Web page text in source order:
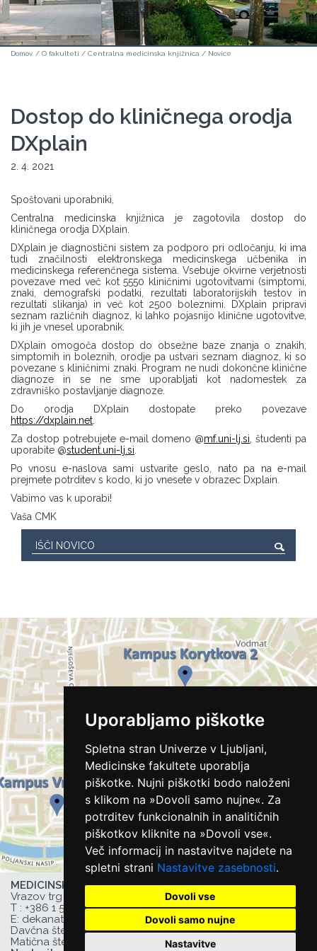
Uporabljamo piškotke
Spletna stran Univerze v Ljubljani,
Medicinske fakultete uporablja
piškotke. Nujni piškotki bodo naloženi
s klikom na »Dovoli samo nujne«. Za
potrditev funkcionalnih in analitičnih
piškotkov kliknite na »Dovoli vse«.
Več informacij in nastavitve najdete na
spletni strani Nastavitve zasebnosti.
Dovoli vse
Dovoli samo nujne
Nastavitve
Domov / O fakulteti / Centralna medicinska knjižnica / Novice
Dostop do kliničnega orodja
DXplain
2. 4. 2021
Spoštovani uporabniki,
Centralna medicinska knjižnica je zagotovila dostop do
kliničnega orodja DXplain.
DXplain je diagnostični sistem za podporo pri odločanju, ki ima
tudi značilnosti elektronskega medicinskega učbenika in
medicinskega referenčnega sistema. Vsebuje okvirne verjetnosti
povezave med več kot 5550 kliničnimi ugotovitvami (simptomi,
znaki, demografski podatki, rezultati laboratorijskih testov in
rezultati slikanja) in več kot 2500 boleznimi. DXplain pripravi
seznam različnih diagnoz, ki lahko pojasnijo klinične ugotovitve,
ki jih je vnesel uporabnik.
DXplain omogoča dostop do obsežne baze znanja o znakih,
simptomih in boleznih, orodje pa ustvari seznam diagnoz, ki so
povezane s kliničnimi znaki. Program ne nudi dokončne klinične
diagnoze in se ne sme uporabljati kot nadomestek za
zdravniško postavljanje diagnoze.
Do orodja DXplain dostopate preko povezave
https://dxplain.net
Za dostop potrebujete e-mail domeno @mf.uni-lj.si , študenti pa
uporabite @student.uni-lj.si
Po vnosu e-naslova sami ustvarite geslo, nato pa na e-mail
prejmete potrditev s kodo, ki jo vnesete v obrazec Dxplain.
Vabimo vas k uporabi!
Vaša CMK
MEDICINSKA FAKULTETA UL,
Vrazov trg 2, 1000 Ljubljana, Slovenija,
T : +386 1 543 77 00, F: +386 1 543 77 01,
E: dekanat@mf.uni-lj.si
Davčna številka UL MF: 44752385,
Matična številka UL MF: 1627066